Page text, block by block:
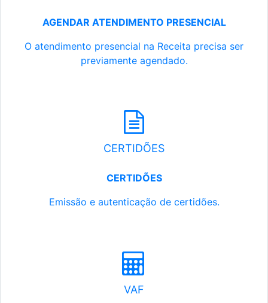
AGENDAR ATENDIMENTO PRESENCIAL
O atendimento presencial na Receita precisa ser
previamente agendado.
CERTIDÕES
CERTIDÕES
Emissão e autenticação de certidões.
VAF